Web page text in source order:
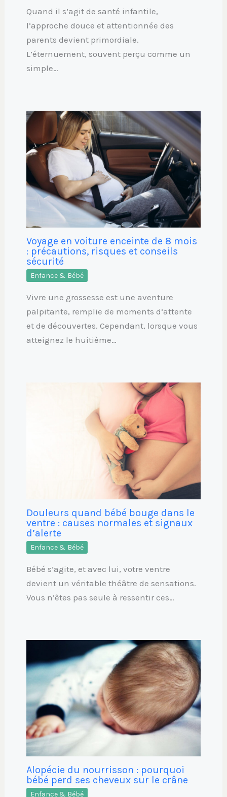
Quand il s’agit de santé infantile,
l’approche douce et attentionnée des
parents devient primordiale.
L’éternuement, souvent perçu comme un
simple…
Voyage en voiture enceinte de 8 mois
: précautions, risques et conseils
sécurité
Enfance & Bébé
Vivre une grossesse est une aventure
palpitante, remplie de moments d’attente
et de découvertes. Cependant, lorsque vous
atteignez le huitième…
Douleurs quand bébé bouge dans le
ventre : causes normales et signaux
d’alerte
Enfance & Bébé
Bébé s’agite, et avec lui, votre ventre
devient un véritable théâtre de sensations.
Vous n’êtes pas seule à ressentir ces…
Alopécie du nourrisson : pourquoi
bébé perd ses cheveux sur le crâne
Enfance & Bébé